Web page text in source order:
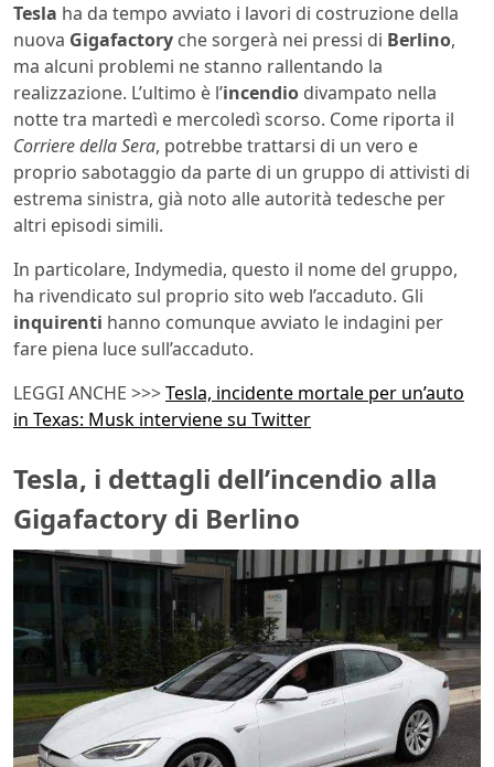
Tesla ha da tempo avviato i lavori di costruzione della
nuova Gigafactory che sorgerà nei pressi di Berlino,
ma alcuni problemi ne stanno rallentando la
realizzazione. L’ultimo è l’incendio divampato nella
notte tra martedì e mercoledì scorso. Come riporta il
Corriere della Sera, potrebbe trattarsi di un vero e
proprio sabotaggio da parte di un gruppo di attivisti di
estrema sinistra, già noto alle autorità tedesche per
altri episodi simili.
In particolare, Indymedia, questo il nome del gruppo,
ha rivendicato sul proprio sito web l’accaduto. Gli
inquirenti hanno comunque avviato le indagini per
fare piena luce sull’accaduto.
LEGGI ANCHE >>>Tesla, incidente mortale per un’auto
in Texas: Musk interviene su Twitter
Tesla, i dettagli dell’incendio alla
Gigafactory di Berlino